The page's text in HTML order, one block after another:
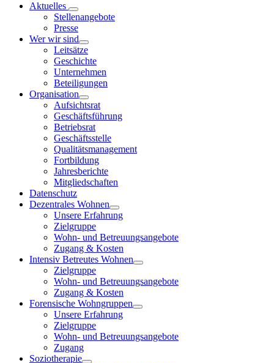
Aktuelles
Stellenangebote
Presse
Wer wir sind
Leitsätze
Geschichte
Unternehmen
Beteiligungen
Organisation
Aufsichtsrat
Geschäftsführung
Betriebsrat
Geschäftsstelle
Qualitätsmanagement
Fortbildung
Jahresberichte
Mitgliedschaften
Datenschutz
Dezentrales Wohnen
Unsere Erfahrung
Zielgruppe
Wohn- und Betreuungsangebote
Zugang & Kosten
Intensiv Betreutes Wohnen
Zielgruppe
Wohn- und Betreuungsangebote
Zugang & Kosten
Forensische Wohngruppen
Unsere Erfahrung
Zielgruppe
Wohn- und Betreuungsangebote
Zugang
Soziotherapie